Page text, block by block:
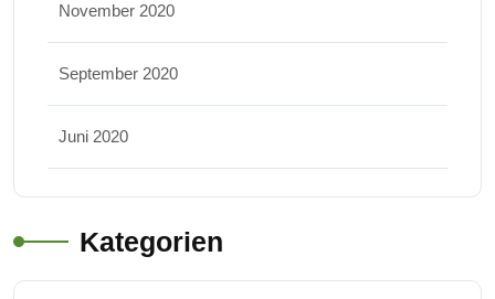
November 2020
September 2020
Juni 2020
Kategorien